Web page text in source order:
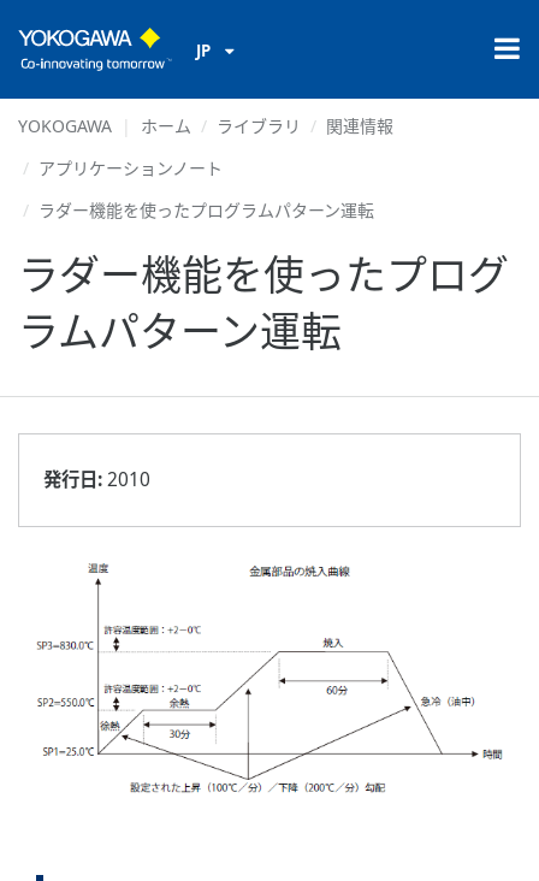
JP
YOKOGAWA ホーム ライブラリ
関連情報
アプリケーションノート
ラダー機能を使ったプログラムパターン運転
ラダー機能を使ったプログ
ラムパターン運転
発行日:2010